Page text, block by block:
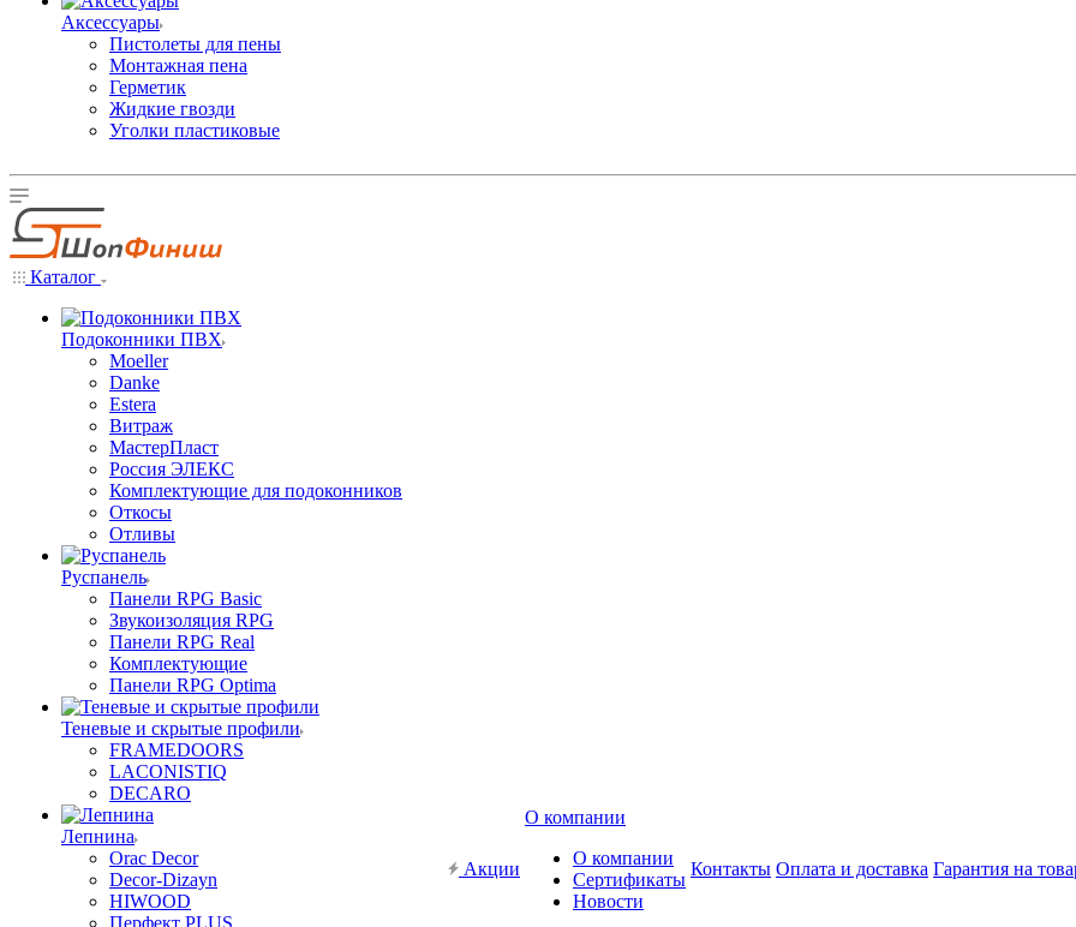
Аксессуары
Пистолеты для пены
Монтажная пена
Герметик
Жидкие гвозди
Уголки пластиковые
Каталог
Подоконники ПВХ
Moeller
Danke
Estera
Витраж
МастерПласт
Россия ЭЛЕКС
Комплектующие для подоконников
Откосы
Отливы
Руспанель
Панели RPG Basic
Звукоизоляция RPG
Панели RPG Real
Комплектующие
Панели RPG Optima
Теневые и скрытые профили
FRAMEDOORS
LACONISTIQ
DECARO
Лепнина
Orac Decor
Decor-Dizayn
HIWOOD
Перфект PLUS
Акции
О компании
О компании
Сертификаты
Новости
Контакты Оплата и доставка Гарантия на